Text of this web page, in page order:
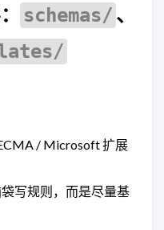
schemas/ 、
/ Microsoft 扩展
写规则，而是尽量基